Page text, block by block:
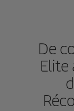
De
Elite